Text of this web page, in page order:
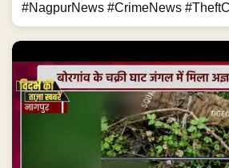
#NagpurNews #CrimeNews